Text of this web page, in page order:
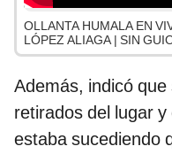
OLLANTA HUMALA EN
LÓPEZ ALIAGA | SIN
Además, indicó
retirados del lugar
estaba sucediendo